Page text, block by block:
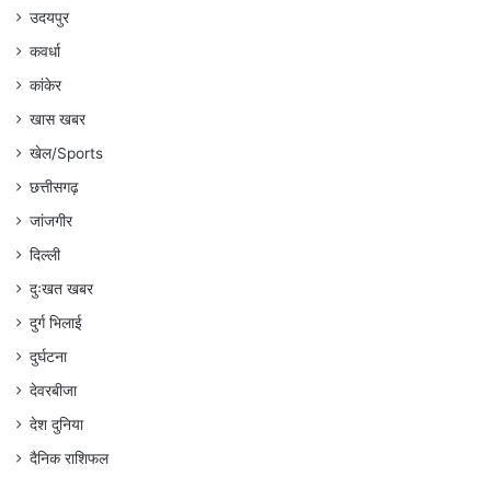
उदयपुर
कवर्धा
कांकेर
खास खबर
खेल/Sports
छत्तीसगढ़
जांजगीर
दिल्ली
दुःखत खबर
दुर्ग भिलाई
दुर्घटना
देवरबीजा
देश दुनिया
दैनिक राशिफल